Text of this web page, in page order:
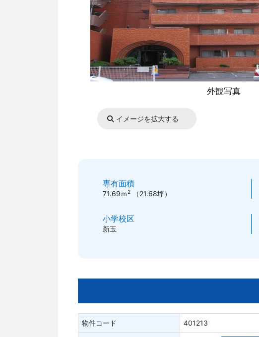
外観写真
イメージを拡大する
専有面積
71.69ｍ2 （21.68坪）
小学校区
新玉
物件コード 401213